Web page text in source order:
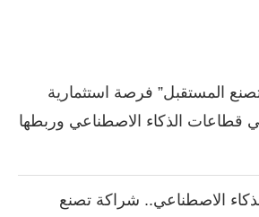
المستقبل” فرصة استثمارية
قطاعات الذكاء الاصطناعي وربطها
الاصطناعي.. شراكة تصنع